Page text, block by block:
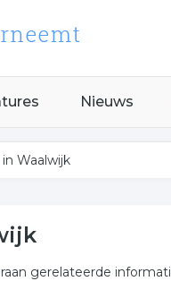
Nieuws
Waalwijk
gerelateerde